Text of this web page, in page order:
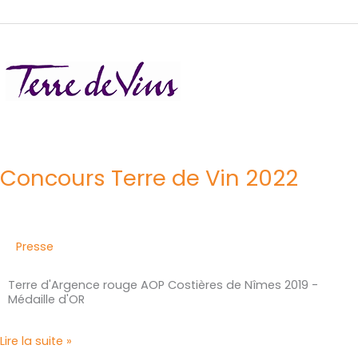
Concours Terre de Vin 2022
Presse
Terre d'Argence rouge AOP Costières de Nîmes 2019 -
Médaille d'OR
de
Lire la suite »